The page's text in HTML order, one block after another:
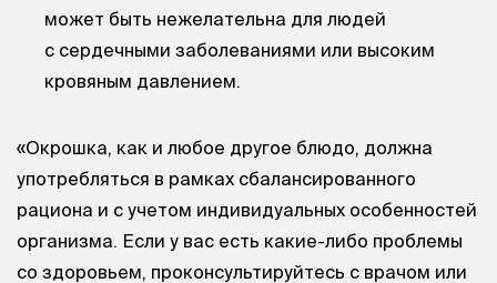
может быть нежелательна для людей
с сердечными заболеваниями или высоким
кровяным давлением.
«Окрошка, как и любое другое блюдо, должна
употребляться в рамках сбалансированного
рациона и с учетом индивидуальных особенностей
организма. Если у вас есть какие-либо проблемы
со здоровьем, проконсультируйтесь с врачом или